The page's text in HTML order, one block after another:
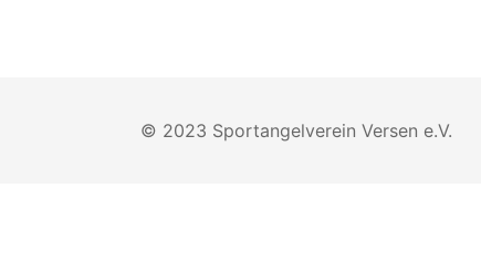
© 2023 Sportangelverein Versen e.V.